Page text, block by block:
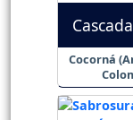
Cocorná